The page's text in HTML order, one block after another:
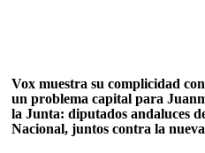
Vox muestra su complicidad
un problema capital para
la Junta: diputados andaluces
Nacional, juntos contra la